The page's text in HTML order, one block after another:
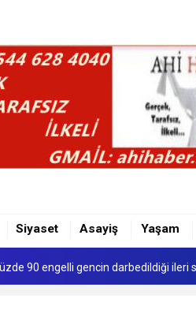
Siyaset Asayiş Yaşam
UĞRAŞILARI...
90 engelli gencin darbedildiği ileri